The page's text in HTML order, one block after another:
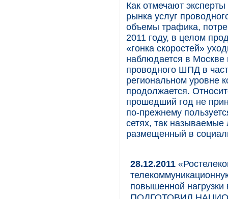
Как отмечают
рынка услуг
объемы трафика,
2011 году, в целом
«гонка скоростей»
наблюдается в Москве
проводного ШПД в
региональном уровне
продолжается.
прошедший год не
по-прежнему
сетях, так называемые
размещенный в
28.12.2011
повышенной